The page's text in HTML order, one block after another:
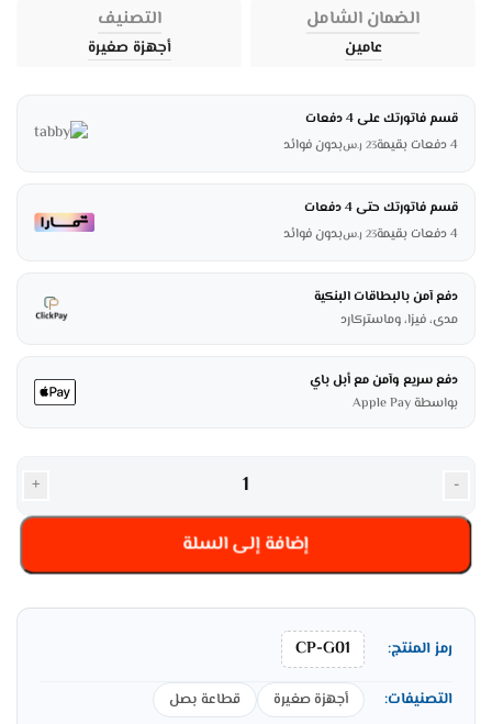
الضمان الشامل
عامين
التصنيف
أجهزة صغيرة
قسم فاتورتك على 4 دفعات
4 دفعات بقيمة
23 ر.سبدون فوائد
قسم فاتورتك حتى 4 دفعات
4 دفعات بقيمة
23 ر.سبدون فوائد
دفع آمن بالبطاقات البنكية
مدى، فيزا، وماستركارد
دفع سريع وآمن مع أبل باي
بواسطة Apple Pay
-
+
إضافة إلى السلة
رمز المنتج: CP-G01
التصنيفات: أجهزة صغيرة قطاعة بصل